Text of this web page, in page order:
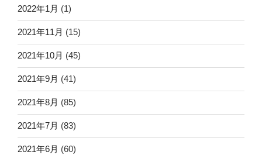
2022年1月 (1)
2021年11月 (15)
2021年10月 (45)
2021年9月 (41)
2021年8月 (85)
2021年7月 (83)
2021年6月 (60)